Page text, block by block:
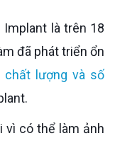
đã phát triển ổn
chất lượng và số